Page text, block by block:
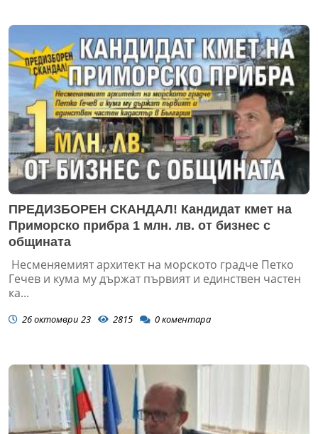
ПРЕДИЗБОРЕН СКАНДАЛ! Кандидат кмет на
Приморско прибра 1 млн. лв. от бизнес с
общината
Несменяемият архитект на морското градче Петко
Гечев и кума му държат първият и единствен частен
ка...
26 октомври 23 2815 0коментара